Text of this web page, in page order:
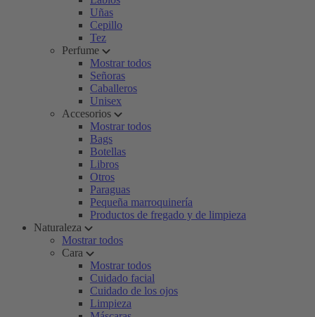
Uñas
Cepillo
Tez
Perfume
Mostrar todos
Señoras
Caballeros
Unisex
Accesorios
Mostrar todos
Bags
Botellas
Libros
Otros
Paraguas
Pequeña marroquinería
Productos de fregado y de limpieza
Naturaleza
Mostrar todos
Cara
Mostrar todos
Cuidado facial
Cuidado de los ojos
Limpieza